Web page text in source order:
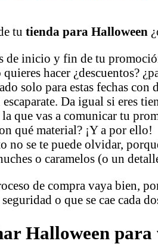
tu tienda para Halloween
de inicio y fin de tu
hacer ¿descuentos?
solo para estas fechas con
Da igual si eres
que vas a comunicar tu
qué material? ¡Y a por ello!
no se te puede olvidar,
o caramelos (o un
de compra vaya bien,
o que se cae cada
Halloween